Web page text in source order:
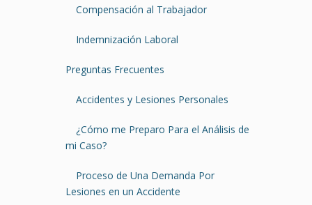
Compensación al Trabajador
Indemnización Laboral
Preguntas Frecuentes
Accidentes y Lesiones Personales
¿Cómo me Preparo Para el Análisis de
mi Caso?
Proceso de Una Demanda Por
Lesiones en un Accidente